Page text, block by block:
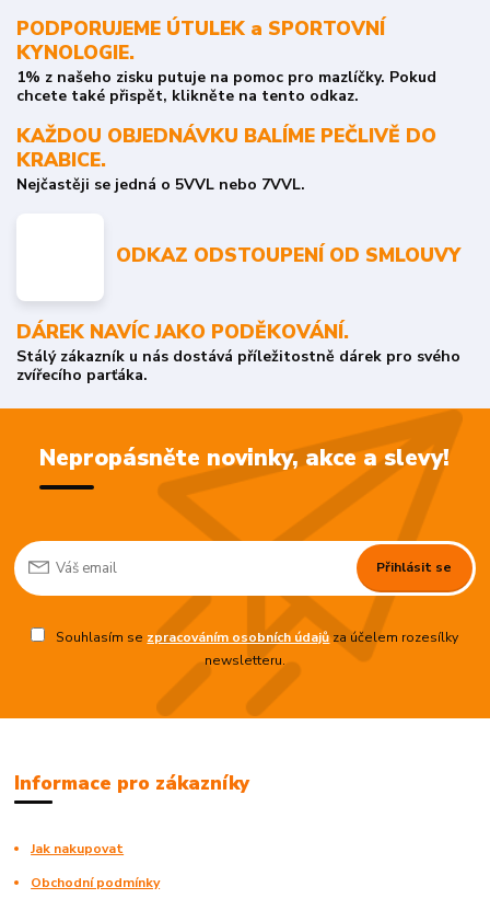
PODPORUJEME ÚTULEK a SPORTOVNÍ
KYNOLOGIE.
1% z našeho zisku putuje na pomoc pro mazlíčky. Pokud
chcete také přispět, klikněte na tento odkaz.
KAŽDOU OBJEDNÁVKU BALÍME PEČLIVĚ DO
KRABICE.
Nejčastěji se jedná o 5VVL nebo 7VVL.
ODKAZ ODSTOUPENÍ OD SMLOUVY
DÁREK NAVÍC JAKO PODĚKOVÁNÍ.
Stálý zákazník u nás dostává příležitostně dárek pro svého
zvířecího parťáka.
Nepropásněte novinky, akce a slevy!
Přihlásit se
Souhlasím se zpracováním osobních údajůza účelem rozesílky
newsletteru.
Informace pro zákazníky
Jak nakupovat
Obchodní podmínky